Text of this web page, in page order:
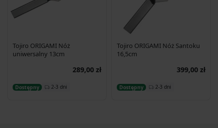
Tojiro ORIGAMI Nóż
uniwersalny 13cm
289,00 zł
Dostępny 2-3 dni
Dodaj do koszyka
Tojiro ORIGAMI Nóż Santoku
16,5cm
399,00 zł
Dostępny 2-3 dni
Dodaj do koszyka